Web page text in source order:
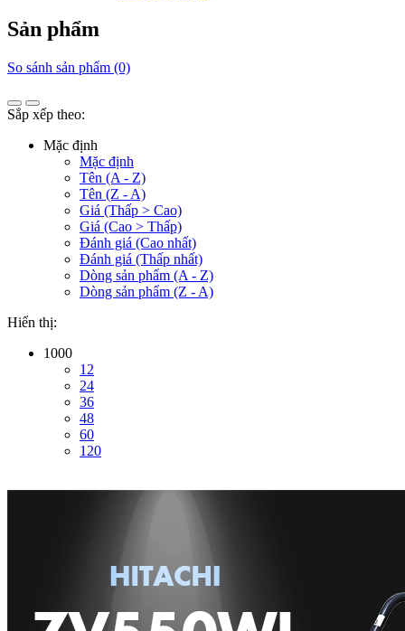
Sản phẩm
So sánh sản phẩm (0)
Sắp xếp theo:
Mặc định
Mặc định
Tên (A - Z)
Tên (Z - A)
Giá (Thấp > Cao)
Giá (Cao > Thấp)
Đánh giá (Cao nhất)
Đánh giá (Thấp nhất)
Dòng sản phẩm (A - Z)
Dòng sản phẩm (Z - A)
Hiển thị:
1000
12
24
36
48
60
120